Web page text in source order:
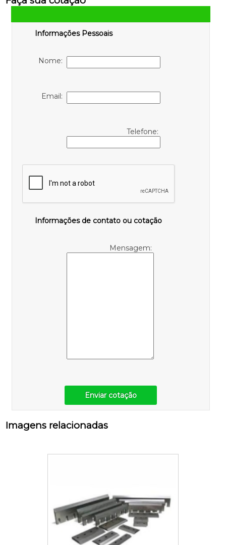
Informações Pessoais
Nome:
Email:
Telefone:
Informações de contato ou cotação
Mensagem:
Enviar cotação
Imagens relacionadas